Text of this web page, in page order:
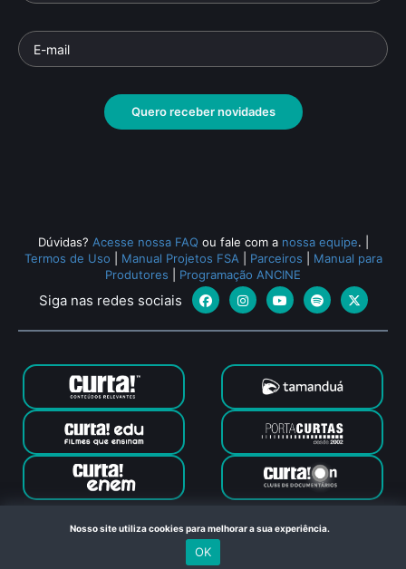
Quero receber novidades
Dúvidas? Acesse nossa FAQ ou fale com a nossa equipe.
Termos de Uso
Manual Projetos FSA Parceiros
Manual para
Produtores
Programação ANCINE
Siga nas redes sociais
Canal Curta © 2024. Todos os direitos reservados. Feito com
no Rio de Janeiro
Nosso site utiliza cookies para melhorar a sua experiência.
OK